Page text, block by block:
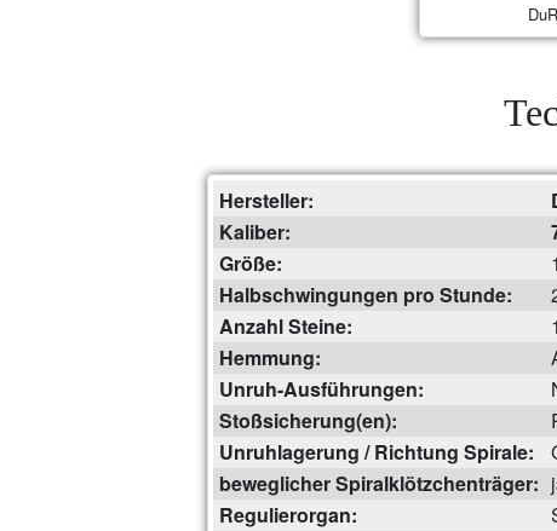
Hersteller:
Kaliber:
Größe:
Halbschwingungen pro Stunde:
Anzahl Steine:
Hemmung:
Unruh-Ausführungen:
Stoßsicherung(en):
Unruhlagerung / Richtung Spirale:
beweglicher Spiralklötzchenträger:
Regulierorgan: